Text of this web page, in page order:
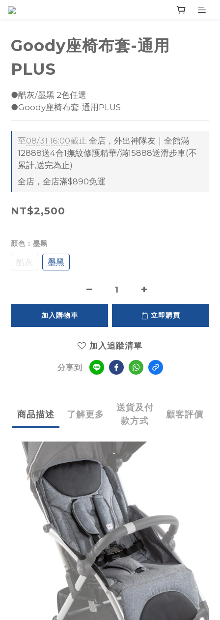
Goody座椅布套-通用
PLUS
●酷灰/墨黑 2色任選
●Goody座椅布套-通用PLUS
至08/31 16:00截止 全店，外出神隊友｜全館滿
12888送4合1撫紋修護精華/滿15888送滑步車(不
累計,送完為止)
全店，全店滿$890免運
NT$2,500
顏色 : 墨黑
酷灰 墨黑
加入購物車 立即購買
加入追蹤清單
分享到
商品描述 了解更多
送貨及付
款方式
顧客評價